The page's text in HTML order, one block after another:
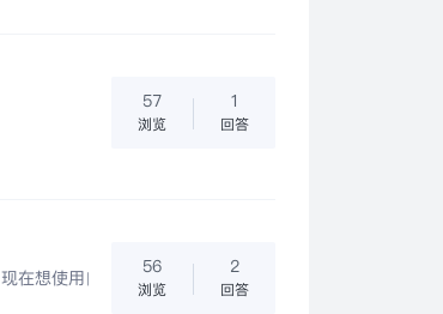
57
浏览
1
回答
想使用自动标定流程，有劳各位前辈们指点迷津，谢谢！
56
浏览
2
回答